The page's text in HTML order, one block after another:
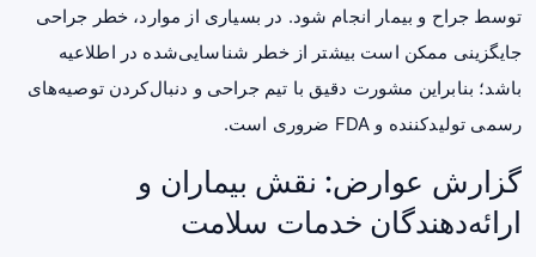
توسط جراح و بیمار انجام شود. در بسیاری از موارد، خطر جراحی
جایگزینی ممکن است بیشتر از خطر شناسایی‌شده در اطلاعیه
باشد؛ بنابراین مشورت دقیق با تیم جراحی و دنبال‌کردن توصیه‌های
رسمی تولیدکننده و FDA ضروری است.
گزارش عوارض: نقش بیماران و
ارائه‌دهندگان خدمات سلامت